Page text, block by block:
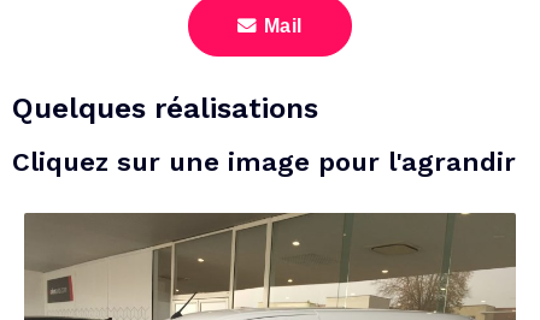
Mail
Quelques réalisations
Cliquez sur une image pour l'agrandir